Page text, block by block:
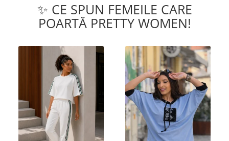
✨ CE SPUN FEMEILE CARE
POARTĂ PRETTY WOMEN!